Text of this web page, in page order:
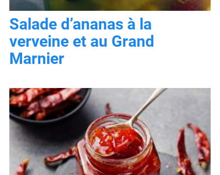
Salade d’ananas à la
verveine et au Grand
Marnier